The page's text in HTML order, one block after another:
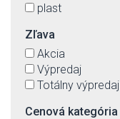
plast
Zľava
Akcia
Výpredaj
Totálny výpredaj
Cenová kategória